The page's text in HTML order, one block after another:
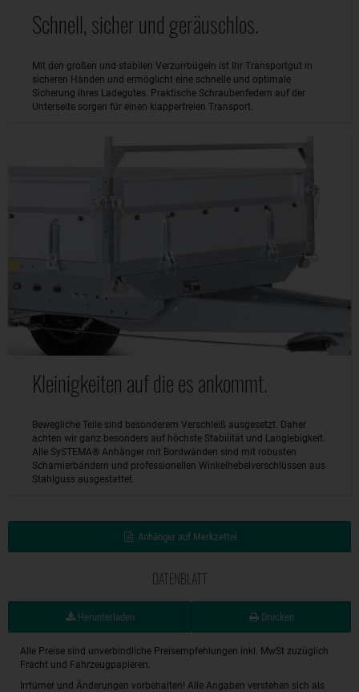
Schnell, sicher und geräuschlos.
Mit den großen und stabilen Verzurrbügeln ist Ihr Transportgut in
sicheren Händen und ermöglicht eine schnelle und optimale
Sicherung ihres Ladegutes. Praktische Schraubenfedern auf der
Unterseite sorgen für einen klapperfreien Transport.
Kleinigkeiten auf die es ankommt.
Bewegliche Teile sind besonderem Verschleiß ausgesetzt. Daher
achten wir ganz besonders auf höchste Stabilität und Langlebigkeit.
Alle SySTEMA® Anhänger mit Bordwänden sind mit robusten
Scharnierbändern und professionellen Winkelhebelverschlüssen aus
Stahlguss ausgestattet.
Anhänger auf Merkzettel
DATENBLATT
Herunterladen Drucken
Alle Preise sind unverbindliche Preisempfehlungen inkl. MwSt zuzüglich
Fracht und Fahrzeugpapieren.
Irrtümer und Änderungen vorbehalten! Alle Angaben verstehen sich als